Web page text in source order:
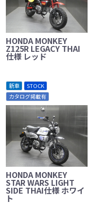
HONDA MONKEY
Z125R LEGACY THAI
仕様 レッド
新車
STOCK
カタログ掲載有
HONDA MONKEY
STAR WARS LIGHT
SIDE THAI仕様 ホワイ
ト